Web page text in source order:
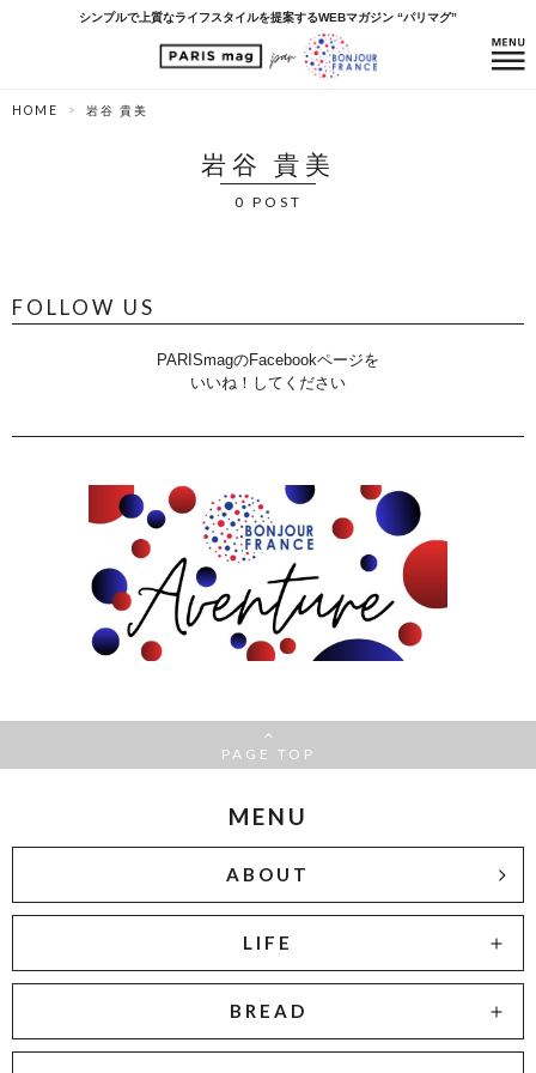
シンプルで上質なライフスタイルを提案するWEBマガジン “パリマグ”
HOME 岩谷 貴美
岩谷 貴美
0 POST
FOLLOW US
PARISmagのFacebookページを
いいね！してください
PAGE TOP
MENU
ABOUT
LIFE
BREAD